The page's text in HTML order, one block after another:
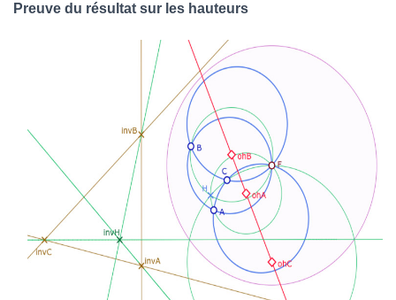
Preuve du résultat sur les hauteurs